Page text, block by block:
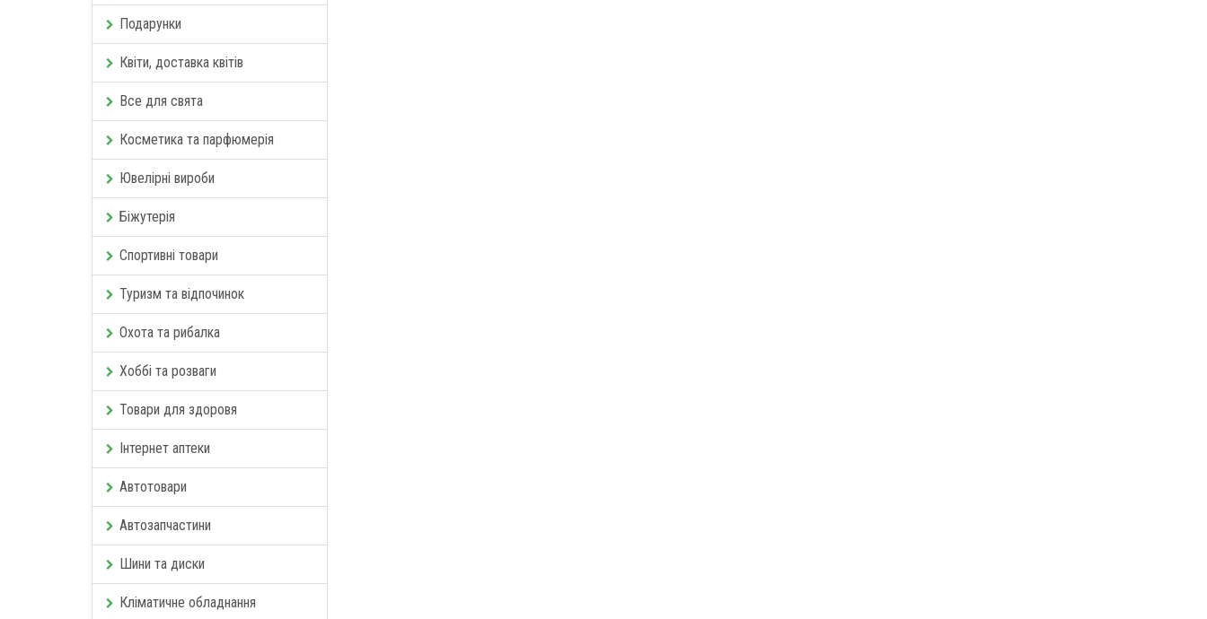
Подарунки
Квіти, доставка квітів
Все для свята
Косметика та парфюмерія
Ювелірні вироби
Біжутерія
Спортивні товари
Туризм та відпочинок
Охота та рибалка
Хоббі та розваги
Товари для здоровя
Інтернет аптеки
Автотовари
Автозапчастини
Шини та диски
Кліматичне обладнання